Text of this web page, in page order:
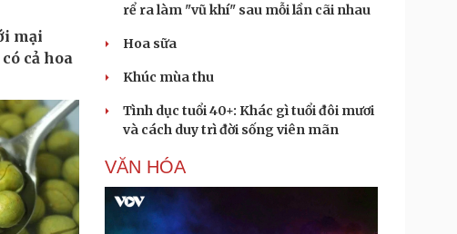
rể ra làm "vũ khí" sau mỗi lần cãi nhau
Hoa sữa
Khúc mùa thu
Tình dục tuổi 40+: Khác gì tuổi đôi mươi
và cách duy trì đời sống viên mãn
VĂN HÓA